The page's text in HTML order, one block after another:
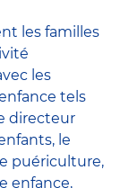
les familles
les
tels
directeur
, le
puériculture,
enfance,